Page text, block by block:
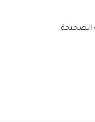
الصحيحة.